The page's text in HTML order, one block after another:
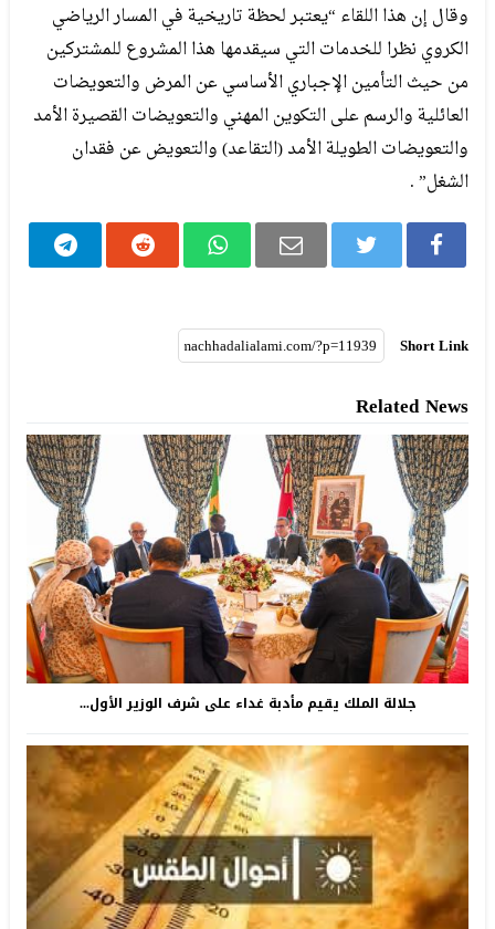
وقال إن هذا اللقاء “يعتبر لحظة تاريخية في المسار الرياضي
الكروي نظرا للخدمات التي سيقدمها هذا المشروع للمشتركين
من حيث التأمين الإجباري الأساسي عن المرض والتعويضات
العائلية والرسم على التكوين المهني والتعويضات القصيرة الأمد
والتعويضات الطويلة الأمد (التقاعد) والتعويض عن فقدان
الشغل” .
Short Link
Related News
جلالة الملك يقيم مأدبة غداء على شرف الوزير الأول...